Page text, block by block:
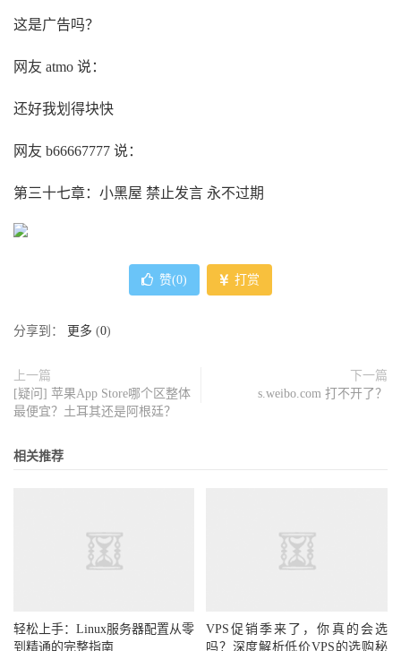
这是广告吗？
网友 atmo 说：
还好我划得块快
网友 b66667777 说：
第三十七章：小黑屋 禁止发言 永不过期
赞(0) 打赏
分享到： 更多 (0)
上一篇
[疑问] 苹果App Store哪个区整体
最便宜？土耳其还是阿根廷？
下一篇
s.weibo.com 打不开了？
相关推荐
轻松上手：Linux服务器配置从零
到精通的完整指南
VPS促销季来了，你真的会选
吗？深度解析低价VPS的选购秘